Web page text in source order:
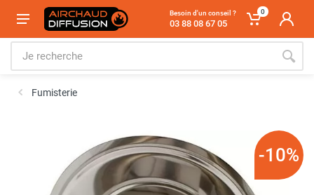
Besoin d'un conseil ?
03 88 08 67 05
0
Fumisterie
-10%